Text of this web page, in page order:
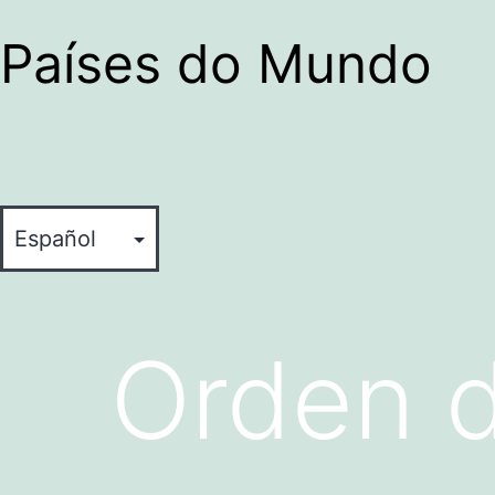
Países do Mundo
Orden